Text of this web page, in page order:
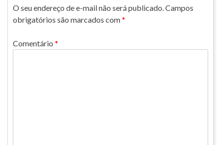
O seu endereço de e-mail não será publicado.Campos
obrigatórios são marcados com*
Comentário *